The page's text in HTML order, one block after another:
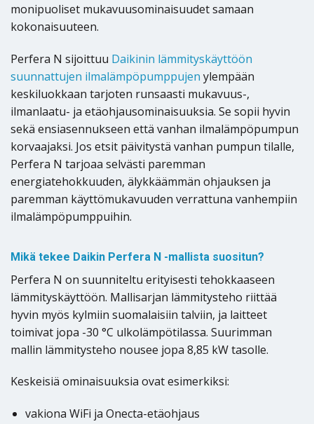
monipuoliset mukavuusominaisuudet samaan
kokonaisuuteen.
Perfera N sijoittuu Daikinin lämmityskäyttöön
suunnattujen ilmalämpöpumppujen ylempään
keskiluokkaan tarjoten runsaasti mukavuus-,
ilmanlaatu- ja etäohjausominaisuuksia. Se sopii hyvin
sekä ensiasennukseen että vanhan ilmalämpöpumpun
korvaajaksi. Jos etsit päivitystä vanhan pumpun tilalle,
Perfera N tarjoaa selvästi paremman
energiatehokkuuden, älykkäämmän ohjauksen ja
paremman käyttömukavuuden verrattuna vanhempiin
ilmalämpöpumppuihin.
Mikä tekee Daikin Perfera N -mallista suositun?
Perfera N on suunniteltu erityisesti tehokkaaseen
lämmityskäyttöön. Mallisarjan lämmitysteho riittää
hyvin myös kylmiin suomalaisiin talviin, ja laitteet
toimivat jopa -30 °C ulkolämpötilassa. Suurimman
mallin lämmitysteho nousee jopa 8,85 kW tasolle.
Keskeisiä ominaisuuksia ovat esimerkiksi:
vakiona WiFi ja Onecta-etäohjaus